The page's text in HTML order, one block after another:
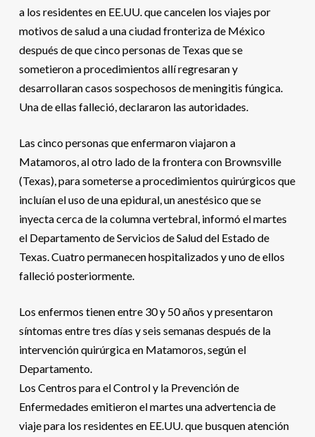
a los residentes en EE.UU. que cancelen los viajes por
motivos de salud a una ciudad fronteriza de México
después de que cinco personas de Texas que se
sometieron a procedimientos allí regresaran y
desarrollaran casos sospechosos de meningitis fúngica.
Una de ellas falleció, declararon las autoridades.
Las cinco personas que enfermaron viajaron a
Matamoros, al otro lado de la frontera con Brownsville
(Texas), para someterse a procedimientos quirúrgicos que
incluían el uso de una epidural, un anestésico que se
inyecta cerca de la columna vertebral, informó el martes
el Departamento de Servicios de Salud del Estado de
Texas. Cuatro permanecen hospitalizados y uno de ellos
falleció posteriormente.
Los enfermos tienen entre 30 y 50 años y presentaron
síntomas entre tres días y seis semanas después de la
intervención quirúrgica en Matamoros, según el
Departamento.
Los Centros para el Control y la Prevención de
Enfermedades emitieron el martes una advertencia de
viaje para los residentes en EE.UU. que busquen atención